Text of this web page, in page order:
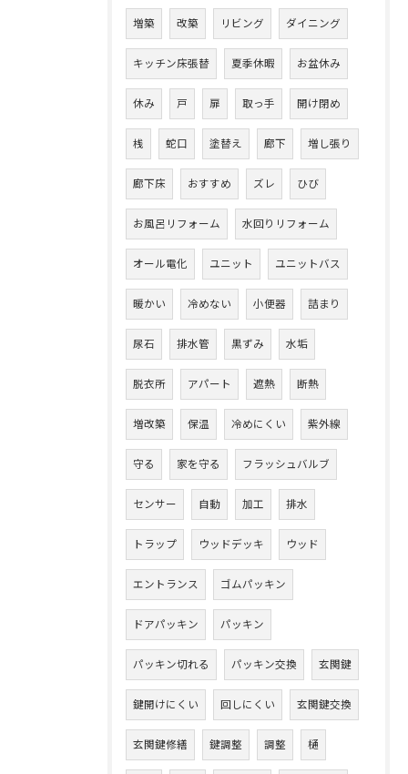
増築 改築 リビング ダイニング
キッチン床張替 夏季休暇 お盆休み
休み 戸 扉 取っ手 開け閉め
桟 蛇口 塗替え 廊下 増し張り
廊下床 おすすめ ズレ ひび
お風呂リフォーム 水回りリフォーム
オール電化 ユニット ユニットバス
暖かい 冷めない 小便器 詰まり
尿石 排水管 黒ずみ 水垢
脱衣所 アパート 遮熱 断熱
増改築 保温 冷めにくい 紫外線
守る 家を守る フラッシュバルブ
センサー 自動 加工 排水
トラップ ウッドデッキ ウッド
エントランス ゴムパッキン
ドアパッキン パッキン
パッキン切れる パッキン交換 玄関鍵
鍵開けにくい 回しにくい 玄関鍵交換
玄関鍵修繕 鍵調整 調整 樋